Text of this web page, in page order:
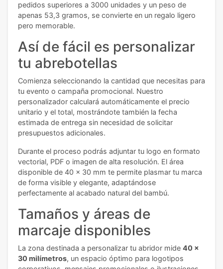
pedidos superiores a 3000 unidades y un peso de
apenas 53,3 gramos, se convierte en un regalo ligero
pero memorable.
Así de fácil es personalizar
tu abrebotellas
Comienza seleccionando la cantidad que necesitas para
tu evento o campaña promocional. Nuestro
personalizador calculará automáticamente el precio
unitario y el total, mostrándote también la fecha
estimada de entrega sin necesidad de solicitar
presupuestos adicionales.
Durante el proceso podrás adjuntar tu logo en formato
vectorial, PDF o imagen de alta resolución. El área
disponible de 40 x 30 mm te permite plasmar tu marca
de forma visible y elegante, adaptándose
perfectamente al acabado natural del bambú.
Tamaños y áreas de
marcaje disponibles
La zona destinada a personalizar tu abridor mide 40 x
30 milímetros, un espacio óptimo para logotipos